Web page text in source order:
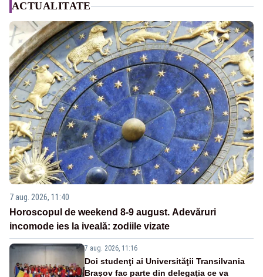
ACTUALITATE
7 aug. 2026, 11:40
Horoscopul de weekend 8-9 august. Adevăruri
incomode ies la iveală: zodiile vizate
7 aug. 2026, 11:16
Doi studenţi ai Universităţii Transilvania
Brașov fac parte din delegaţia ce va